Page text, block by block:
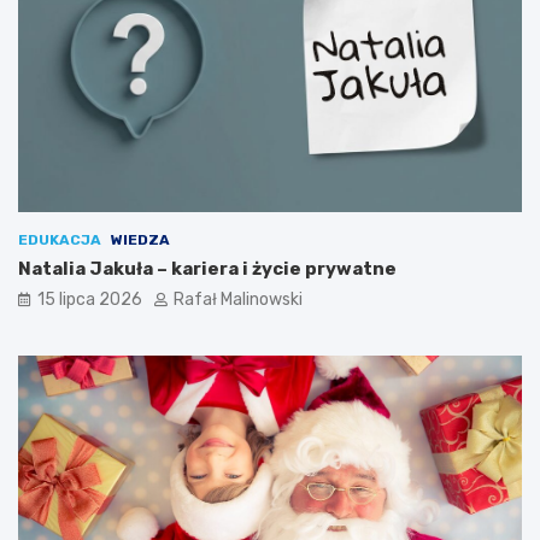
EDUKACJA WIEDZA
Natalia Jakuła – kariera i życie prywatne
15 lipca 2026 Rafał Malinowski